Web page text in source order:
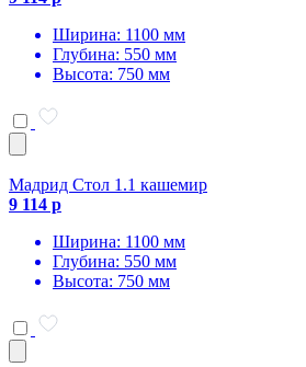
Ширина: 1100 мм
Глубина: 550 мм
Высота: 750 мм
Мадрид Стол 1.1 кашемир
9 114 р
Ширина: 1100 мм
Глубина: 550 мм
Высота: 750 мм